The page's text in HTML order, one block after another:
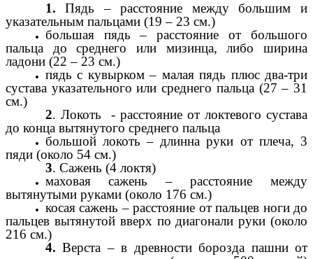
1. Пядь – расстояние между большим и
указательным пальцами (19 – 23 см.)
большая пядь – расстояние от большого
пальца до среднего или мизинца, либо ширина
ладони (22 – 23 см.)
пядь с кувырком – малая пядь плюс два-три
сустава указательного или среднего пальца (27 – 31
см.)
2. Локоть - расстояние от локтевого сустава
до конца вытянутого среднего пальца
большой локоть – длинна руки от плеча, 3
пяди (около 54 см.)
3. Сажень (4 локтя)
маховая сажень – расстояние между
вытянутыми руками (около 176 см.)
косая сажень – расстояние от пальцев ноги до
пальцев вытянутой вверх по диагонали руки (около
216 см.)
4. Верста – в древности борозда пашни от